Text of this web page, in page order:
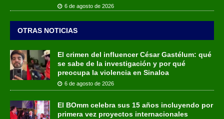
6 de agosto de 2026
OTRAS NOTICIAS
El crimen del influencer César Gastélum: qué
se sabe de la investigación y por qué
preocupa la violencia en Sinaloa
6 de agosto de 2026
El BOmm celebra sus 15 años incluyendo por
primera vez proyectos internacionales